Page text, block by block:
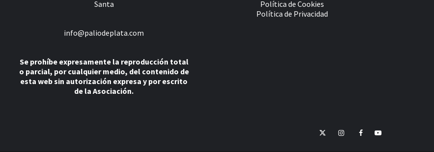
Santa
info@paliodeplata.com
Se prohíbe expresamente la reproducción total
o parcial, por cualquier medio, del contenido de
esta web sin autorización expresa y por escrito
de la Asociación.
Política de Cookies
Política de Privacidad
TwitterInstagramFacebookYouTube